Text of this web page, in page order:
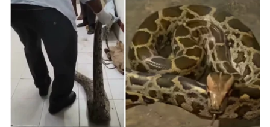
ಒಟ್ಟಾರೆಯಾಗಿ, ಒಂದು ಕಡೆ ತಮ್ಮ ವೈಯಕ್ತಿಕ ರಾಜಕೀಯ
ಬೆಳವಣಿಗೆಯ ಬಗ್ಗೆ ಹೈಕಮಾಂಡ್ ಮೆಟ್ಟಿಲೇರಲು ಸಜ್ಜಾಗಿರುವ
ಪ್ರದೀಪ್ ಈಶ್ವರ್, ಇನ್ನೊಂದೆಡೆ ವಿದ್ಯಾರ್ಥಿಗಳ ಹಿತರಕ್ಷಣೆಗಾಗಿ
ಧ್ವನಿ ಎತ್ತುವ ಮೂಲಕ ಗಮನ ಸೆಳೆದಿದ್ದಾರೆ.
ದರ್ಶನ್‌ಗೆ ಮತ್ತಷ್ಟು ಸಂಕಷ್ಟ,
ಪ್ರದೋಷ್ ಬಳಿಕ ಕೋರ್ಟ್‌ಲ್ಲಿ
'ರೇಣುಕಾಸ್ವಾಮಿ ಕೇಸ್‌ ಬಗ್ಗೆ ಎಲ್ಲಾ
ಸತ್ಯ ಹೇಳ್ತಿನಿ' ದರ್ಶನ್ ಆಪ್ತ